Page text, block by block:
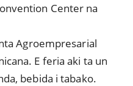
Center na
Agroempresarial
E feria aki ta un
bebida i tabako.